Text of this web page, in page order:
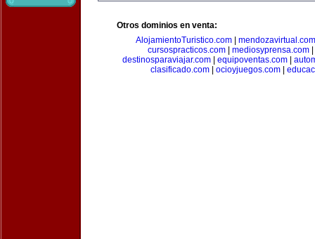
Otros dominios en venta:
AlojamientoTuristico.com
mendozavirtual.com
cursospracticos.com| mediosyprensa.com|
destinosparaviajar.com
equipoventas.com
clasificado.com
ocioyjuegos.com